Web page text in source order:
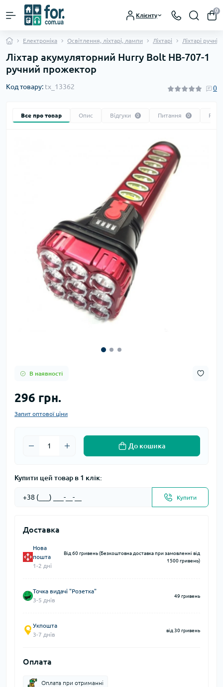
Клієнту
0
Електроніка Освітлення, ліхтарі, лампи Ліхтарі Ліхтарі ручні
Ліхтар акумуляторний Hurry Bolt HB-707-1
ручний прожектор
Код товару: tx_13362 0
Все про товар Опис Відгуки 0 Питання 0
В наявності
296 грн.
Запит оптової ціни
До кошика
Купити цей товар в 1 клік:
Купити
Доставка
Нова
пошта
1-2 дні
Від 60 гривень (Безкоштовна доставка при замовленні від
1500 гривень)
Точка видачі "Розетка"
3-5 днів
49 гривень
Укпошта
3-7 днів
від 30 гривень
Оплата
Оплата при отриманні